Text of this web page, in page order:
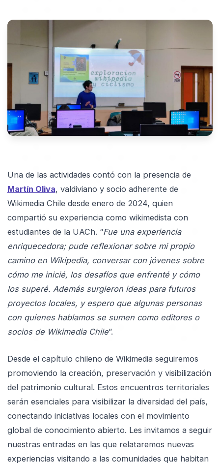
Una de las actividades contó con la presencia de
Martín Oliva, valdiviano y socio adherente de
Wikimedia Chile desde enero de 2024, quien
compartió su experiencia como wikimedista con
estudiantes de la UACh. “Fue una experiencia
enriquecedora; pude reflexionar sobre mi propio
camino en Wikipedia, conversar con jóvenes sobre
cómo me inicié, los desafíos que enfrenté y cómo
los superé. Además surgieron ideas para futuros
proyectos locales, y espero que algunas personas
con quienes hablamos se sumen como editores o
socios de Wikimedia Chile”.
Desde el capítulo chileno de Wikimedia seguiremos
promoviendo la creación, preservación y visibilización
del patrimonio cultural. Estos encuentros territoriales
serán esenciales para visibilizar la diversidad del país,
conectando iniciativas locales con el movimiento
global de conocimiento abierto. Les invitamos a seguir
nuestras entradas en las que relataremos nuevas
experiencias visitando a las comunidades que habitan